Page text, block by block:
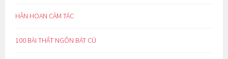
HÂN HOAN CẢM TÁC
100 BÀI THẤT NGÔN BÁT CÚ